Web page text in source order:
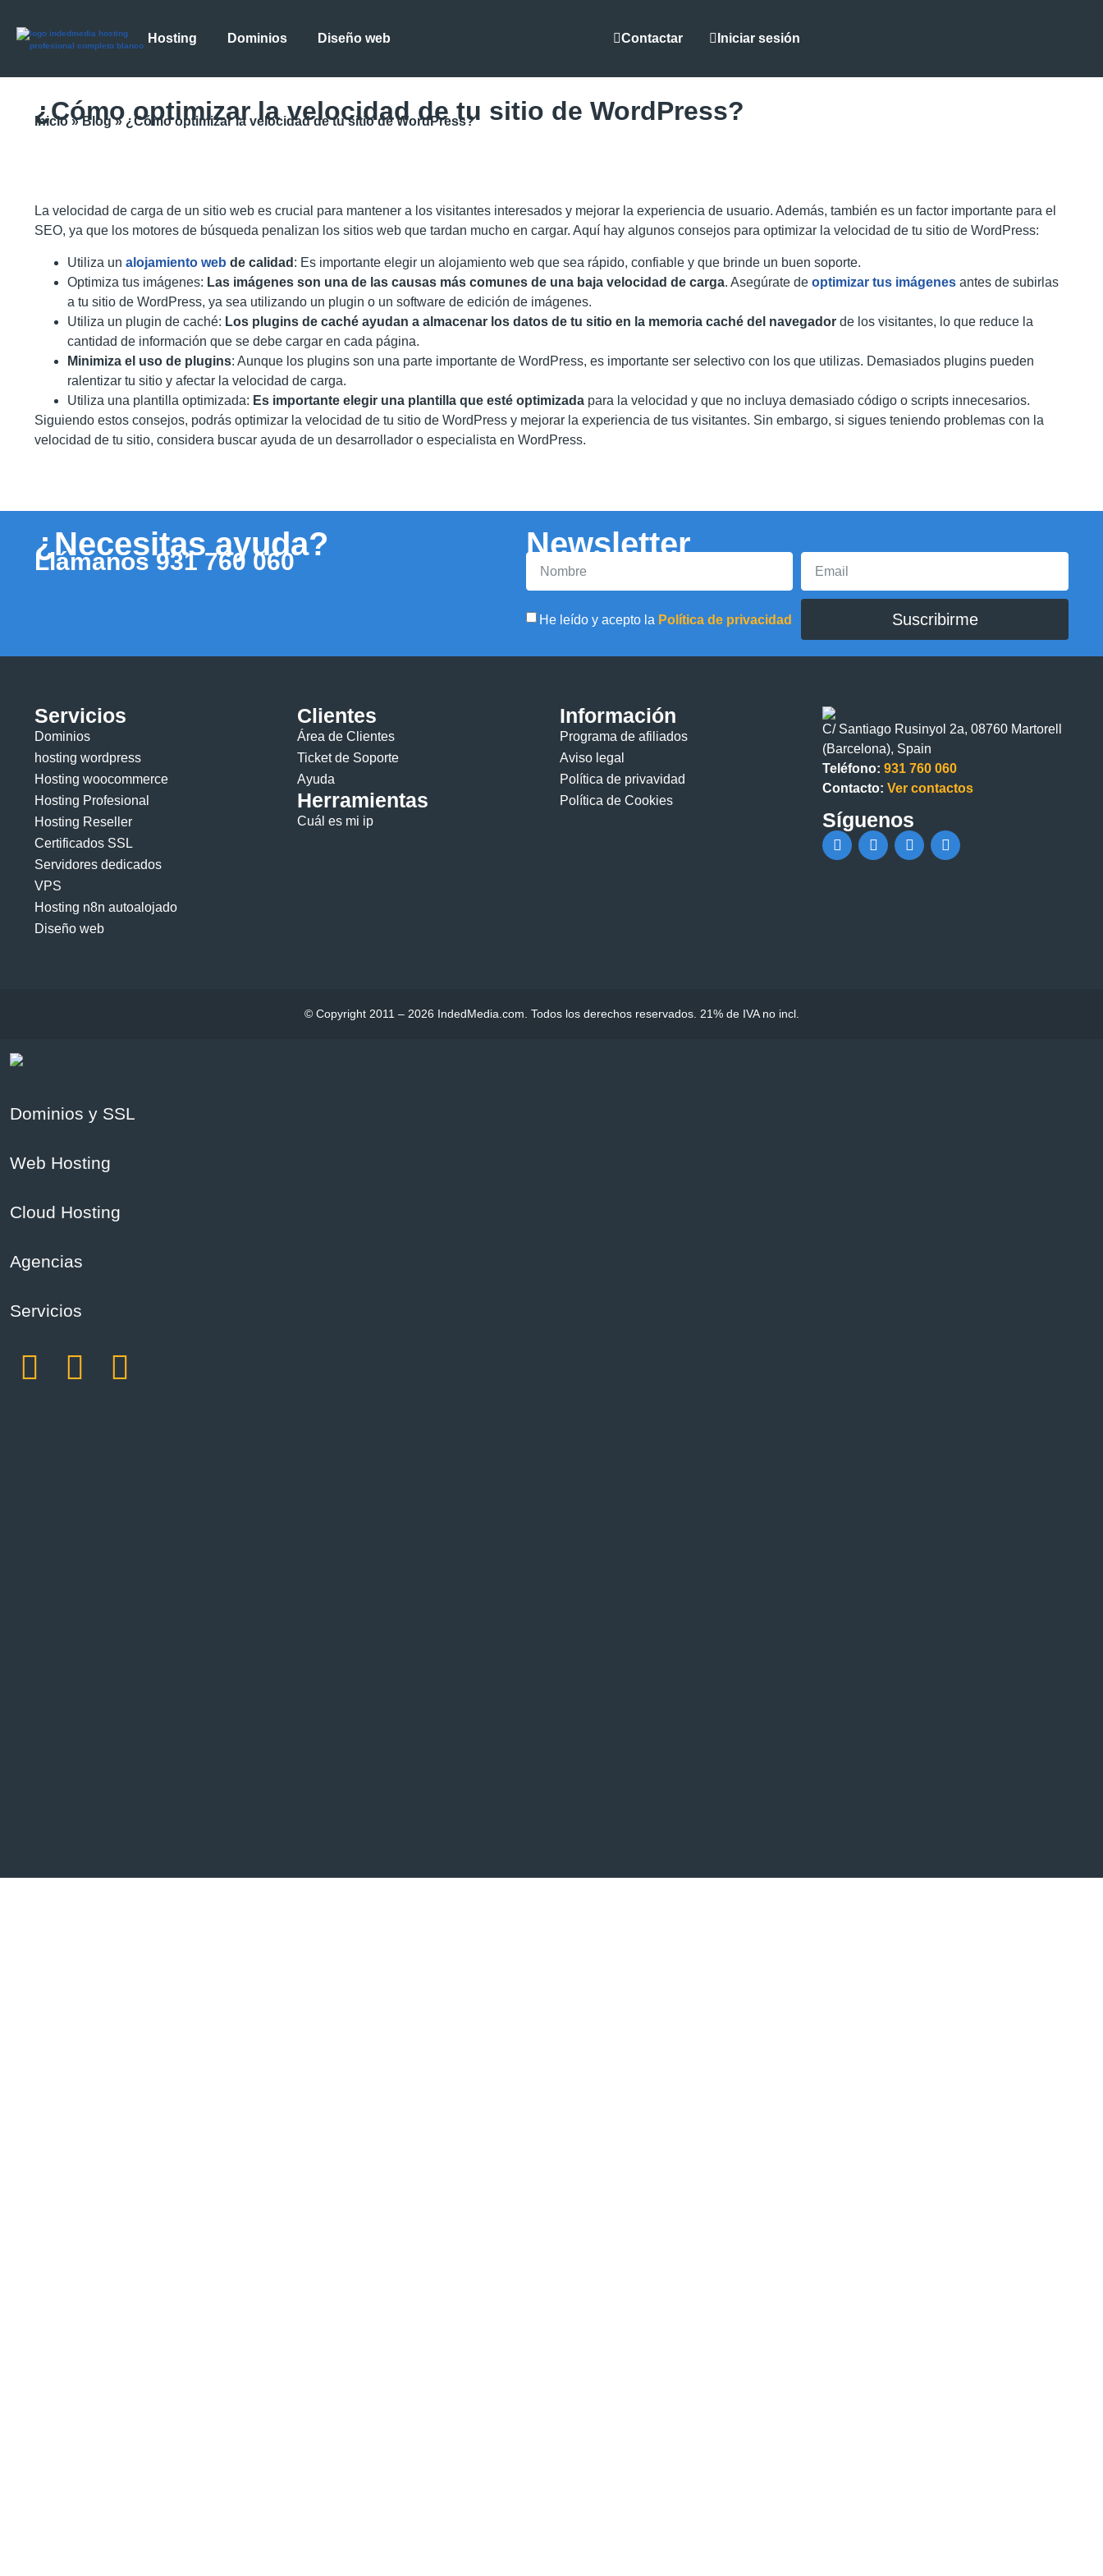
Hosting Dominios Diseño web Contactar Iniciar sesión
¿Cómo optimizar la velocidad de tu sitio de WordPress?
Inicio»Blog»¿Cómo optimizar la velocidad de tu sitio de WordPress?
La velocidad de carga de un sitio web es crucial para mantener a los visitantes interesados y mejorar la experiencia de usuario. Además, también es un factor importante para el
SEO, ya que los motores de búsqueda penalizan los sitios web que tardan mucho en cargar. Aquí hay algunos consejos para optimizar la velocidad de tu sitio de WordPress:
Utiliza un alojamiento web de calidad : Es importante elegir un alojamiento web que sea rápido, confiable y que brinde un buen soporte.
Optimiza tus imágenes: Las imágenes son una de las causas más comunes de una baja velocidad de carga. Asegúrate de optimizar tus imágenes antes de subirlas
a tu sitio de WordPress, ya sea utilizando un plugin o un software de edición de imágenes.
Utiliza un plugin de caché: Los plugins de caché ayudan a almacenar los datos de tu sitio en la memoria caché del navegador de los visitantes, lo que reduce la
cantidad de información que se debe cargar en cada página.
Minimiza el uso de plugins: Aunque los plugins son una parte importante de WordPress, es importante ser selectivo con los que utilizas. Demasiados plugins pueden
ralentizar tu sitio y afectar la velocidad de carga.
Utiliza una plantilla optimizada: Es importante elegir una plantilla que esté optimizada para la velocidad y que no incluya demasiado código o scripts innecesarios.
Siguiendo estos consejos, podrás optimizar la velocidad de tu sitio de WordPress y mejorar la experiencia de tus visitantes. Sin embargo, si sigues teniendo problemas con la
velocidad de tu sitio, considera buscar ayuda de un desarrollador o especialista en WordPress.
¿Necesitas ayuda?
Llámanos931 760 060 Newsletter
He leído y acepto la Política de privacidad Suscribirme
Servicios
Dominios
hosting wordpress
Hosting woocommerce
Hosting Profesional
Hosting Reseller
Certificados SSL
Servidores dedicados
VPS
Hosting n8n autoalojado
Diseño web
Clientes
Área de Clientes
Ticket de Soporte
Ayuda
Herramientas
Cuál es mi ip
Información
Programa de afiliados
Aviso legal
Política de privavidad
Política de Cookies
C/ Santiago Rusinyol 2a, 08760 Martorell
(Barcelona), Spain
Teléfono: 931 760 060
Contacto: Ver contactos
Síguenos
© Copyright 2011 – 2026 IndedMedia.com. Todos los derechos reservados. 21% de IVA no incl.
Dominios y SSL
Web Hosting
Cloud Hosting
Agencias
Servicios